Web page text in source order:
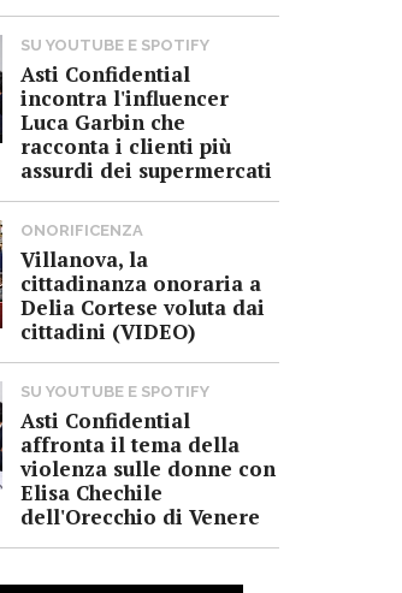
SU YOUTUBE E SPOTIFY
Asti Confidential
incontra l'influencer
Luca Garbin che
racconta i clienti più
assurdi dei supermercati
ONORIFICENZA
Villanova, la
cittadinanza onoraria a
Delia Cortese voluta dai
cittadini (VIDEO)
SU YOUTUBE E SPOTIFY
Asti Confidential
affronta il tema della
violenza sulle donne con
Elisa Chechile
dell'Orecchio di Venere